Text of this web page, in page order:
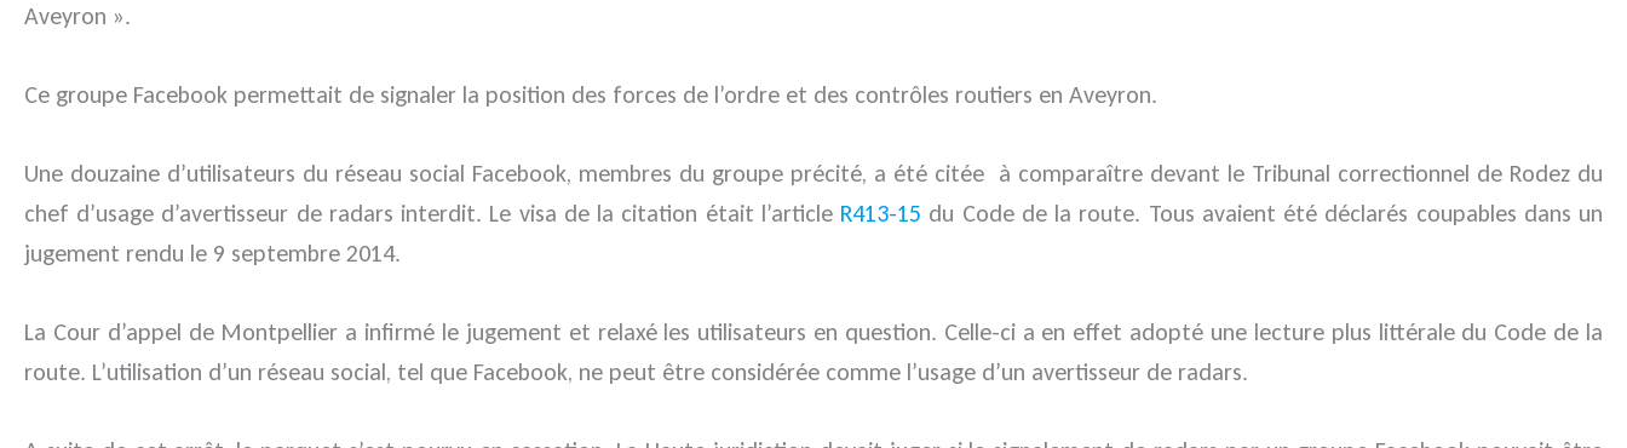
Aveyron ».
Ce groupe Facebook permettait de signaler la position des forces de l’ordre et des contrôles routiers en Aveyron.
Une douzaine d’utilisateurs du réseau social Facebook, membres du groupe précité, a été citée à comparaître devant le Tribunal correctionnel de Rodez du
chef d’usage d’avertisseur de radars interdit. Le visa de la citation était l’article R413-15 du Code de la route. Tous avaient été déclarés coupables dans un
jugement rendu le 9 septembre 2014.
La Cour d’appel de Montpellier a infirmé le jugement et relaxé les utilisateurs en question. Celle-ci a en effet adopté une lecture plus littérale du Code de la
route. L’utilisation d’un réseau social, tel que Facebook, ne peut être considérée comme l’usage d’un avertisseur de radars.